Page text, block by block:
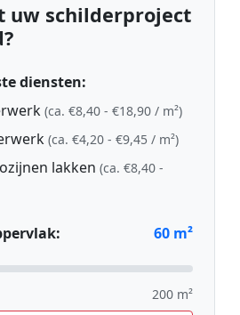
uw schilderproject
diensten:
(ca. €8,40 - €18,90 / m²)
(ca. €4,20 - €9,45 / m²)
lakken (ca. €8,40 -
60 m²
200 m²